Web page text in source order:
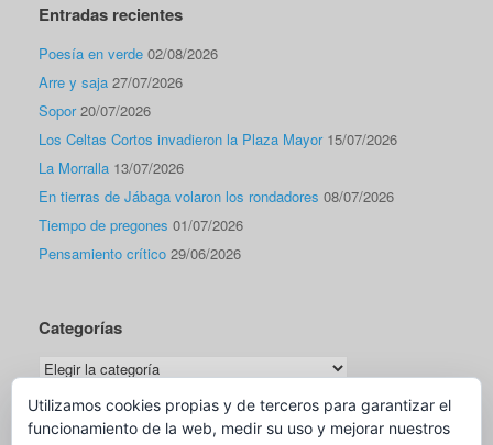
Entradas recientes
Poesía en verde 02/08/2026
Arre y saja 27/07/2026
Sopor 20/07/2026
Los Celtas Cortos invadieron la Plaza Mayor 15/07/2026
La Morralla 13/07/2026
En tierras de Jábaga volaron los rondadores 08/07/2026
Tiempo de pregones 01/07/2026
Pensamiento crítico 29/06/2026
Categorías
Categorías
Traductor
Utilizamos cookies propias y de terceros para garantizar el
funcionamiento de la web, medir su uso y mejorar nuestros